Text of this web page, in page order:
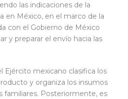
las indicaciones de la
en México, en el marco de la
con el Gobierno de México
y preparar el envío hacia las
Ejército mexicano clasifica los
y organiza los insumos
familiares. Posteriormente, es